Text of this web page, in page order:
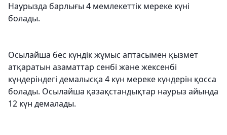
Наурызда барлығы 4 мемлекеттік мереке күні
болады.
Осылайша бес күндік жұмыс аптасымен қызмет
атқаратын азаматтар сенбі және жексенбі
күндеріндегі демалысқа 4 күн мереке күндерін қосса
болады. Осылайша қазақстандықтар наурыз айында
12 күн демалады.